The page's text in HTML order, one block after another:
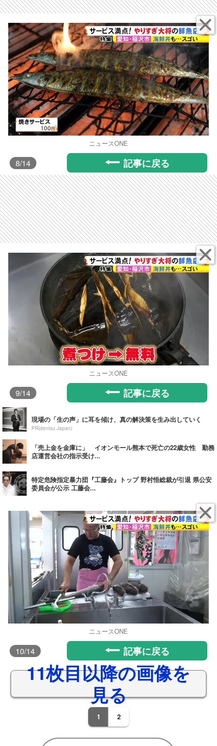
ニュースONE
8/14 記事に戻る
ニュースONE
9/14 記事に戻る
現場の「生の声」に耳を傾け、真の解決策を生み出していく
PR(dentsu Japan)
「売上金を金庫に」 イオンモール熊本で死亡の22歳女性 勤務
店運営会社の指示受け...
特定危険指定暴力団『工藤会』トップ 野村悟総裁が引退 県公安
委員会が公示 工藤会...
ニュースONE
10/14 記事に戻る
11枚目以降の画像を
見る
1 2